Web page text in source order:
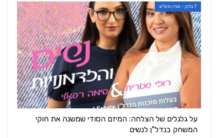
7 בלוק - מגזין סופ"ש
על גלגלים של הצלחה: המיזם הסודי שמשנה את חוקי
המשחק בנדל"ן לנשים